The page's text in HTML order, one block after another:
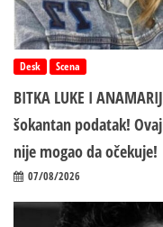
Desk Scena
BITKA LUKE I
šokantan podatak!
nije mogao da očekuje!
07/08/2026